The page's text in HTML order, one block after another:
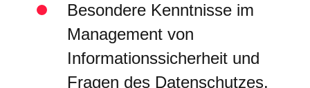
Besondere Kenntnisse im
Management von
Informationssicherheit und
Fragen des Datenschutzes.